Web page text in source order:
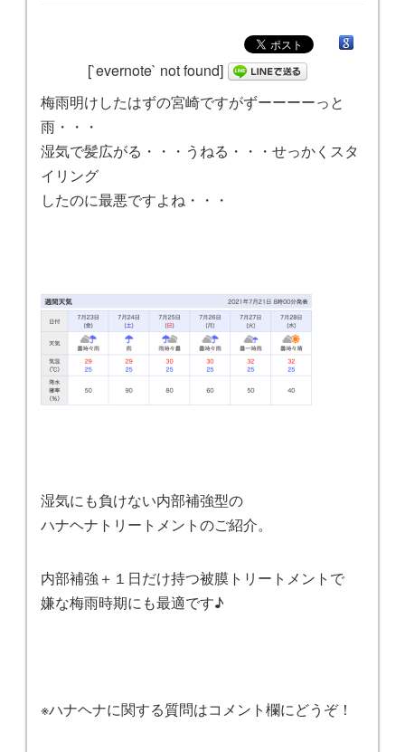
[`evernote` not found]
梅雨明けしたはずの宮崎ですがずーーーーっと
雨・・・
湿気で髪広がる・・・うねる・・・せっかくスタ
イリング
したのに最悪ですよね・・・
湿気にも負けない内部補強型の
ハナヘナトリートメントのご紹介。
内部補強＋１日だけ持つ被膜トリートメントで
嫌な梅雨時期にも最適です♪
※ハナヘナに関する質問はコメント欄にどうぞ！